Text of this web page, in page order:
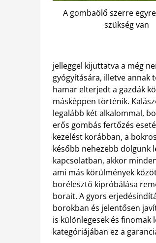
A gombaölő szerre
szükség van
jelleggel kijuttatva a még
gyógyítására, illetve annak
hamar elterjedt a gazdák
másképpen történik.
legalább két alkalommal,
erős gombás fertőzés
kezelést korábban, a
később nehezebb dolgunk
kapcsolatban, akkor
ami más körülmények
borélesztő kipróbálása
borait. A gyors
borokban és jelentősen
is különlegesek és finomak
kategóriájában ez a